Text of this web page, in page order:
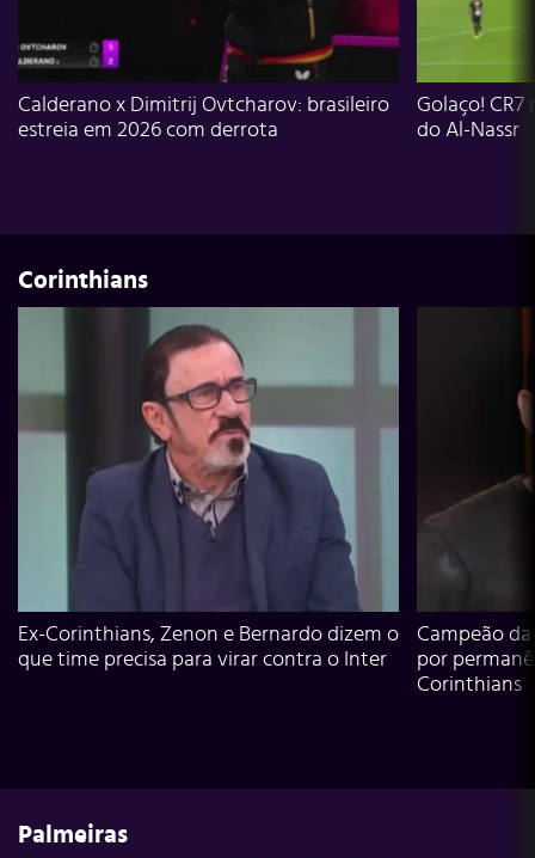
Calderano x Dimitrij Ovtcharov: brasileiro
estreia em 2026 com derrota
Golaço!
do Al-Nassr
Corinthians
Ex-Corinthians, Zenon e Bernardo dizem o
que time precisa para virar contra o Inter
Campeão
por
Corinthians
Palmeiras